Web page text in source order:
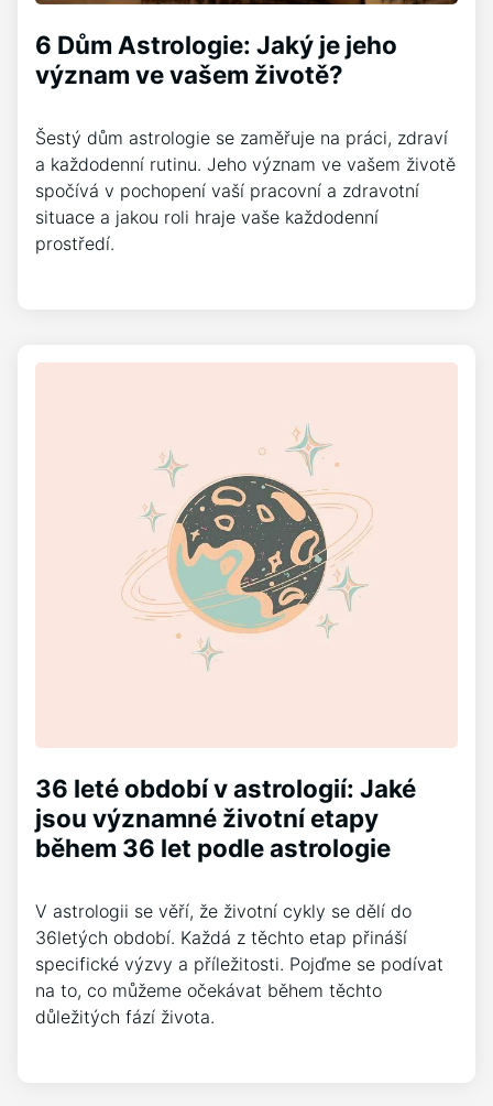
6 Dům Astrologie: Jaký je jeho
význam ve vašem životě?
Šestý dům astrologie se zaměřuje na práci, zdraví
a každodenní rutinu. Jeho význam ve vašem životě
spočívá v pochopení vaší pracovní a zdravotní
situace a jakou roli hraje vaše každodenní
prostředí.
36 leté období v astrologií: Jaké
jsou významné životní etapy
během 36 let podle astrologie
V astrologii se věří, že životní cykly se dělí do
36letých období. Každá z těchto etap přináší
specifické výzvy a příležitosti. Pojďme se podívat
na to, co můžeme očekávat během těchto
důležitých fází života.